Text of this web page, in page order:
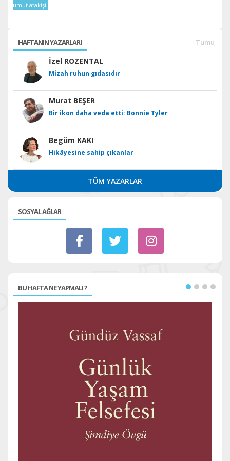
umut atakişi
HAFTANIN YAZARLARI Tümü
İzel ROZENTAL
Mizah ruhun gıdasıdır
Murat BEŞER
Bir ikon daha veda etti: Bonnie Tyler
Begüm KAKI
Hikâyesine sahip çıkanlar
TÜM YAZARLAR
SOSYAL AĞLAR
BU HAFTA NE YAPMALI ?